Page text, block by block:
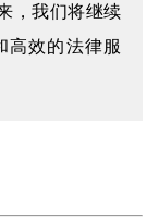
，我们将继续
高效的法律服